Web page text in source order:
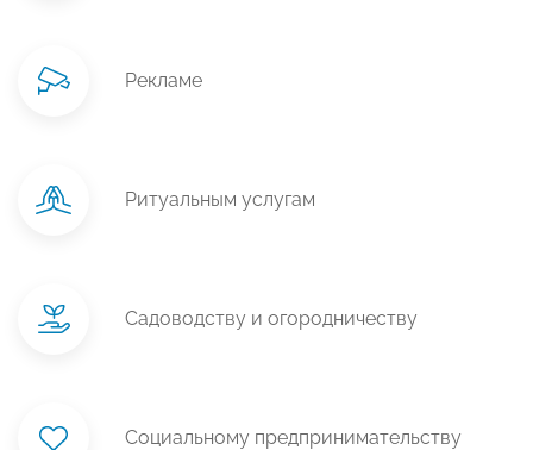
Рекламе
Ритуальным услугам
Садоводству и огородничеству
Социальному предпринимательству